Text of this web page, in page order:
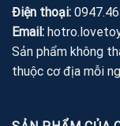
Điện thoại:
Email:
Sản phẩm không
thuộc cơ địa mỗi